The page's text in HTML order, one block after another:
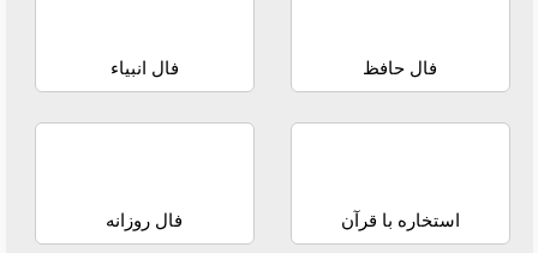
فال حافظ فال انبیاء
استخاره با قرآن فال روزانه